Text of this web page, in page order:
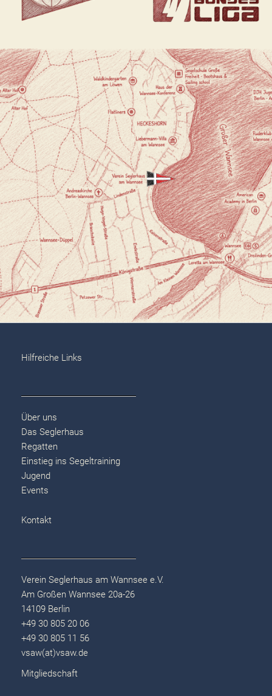
Hilfreiche Links
Über uns
Das Seglerhaus
Regatten
Einstieg ins Segeltraining
Jugend
Events
Kontakt
Verein Seglerhaus am Wannsee e.V.
Am Großen Wannsee 20a-26
14109 Berlin
+49 30 805 20 06
+49 30 805 11 56
vsaw(at)vsaw.de
Mitgliedschaft